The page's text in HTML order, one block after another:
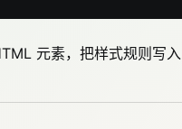
元素，把样式规则写入